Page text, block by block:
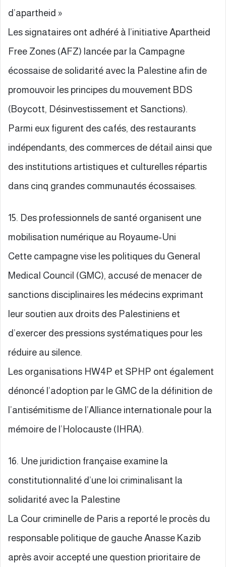
d’apartheid »
Les signataires ont adhéré à l’initiative Apartheid
Free Zones (AFZ) lancée par la Campagne
écossaise de solidarité avec la Palestine afin de
promouvoir les principes du mouvement BDS
(Boycott, Désinvestissement et Sanctions).
Parmi eux figurent des cafés, des restaurants
indépendants, des commerces de détail ainsi que
des institutions artistiques et culturelles répartis
dans cinq grandes communautés écossaises.
15. Des professionnels de santé organisent une
mobilisation numérique au Royaume-Uni
Cette campagne vise les politiques du General
Medical Council (GMC), accusé de menacer de
sanctions disciplinaires les médecins exprimant
leur soutien aux droits des Palestiniens et
d’exercer des pressions systématiques pour les
réduire au silence.
Les organisations HW4P et SPHP ont également
dénoncé l’adoption par le GMC de la définition de
l’antisémitisme de l’Alliance internationale pour la
mémoire de l’Holocauste (IHRA).
16. Une juridiction française examine la
constitutionnalité d’une loi criminalisant la
solidarité avec la Palestine
La Cour criminelle de Paris a reporté le procès du
responsable politique de gauche Anasse Kazib
après avoir accepté une question prioritaire de